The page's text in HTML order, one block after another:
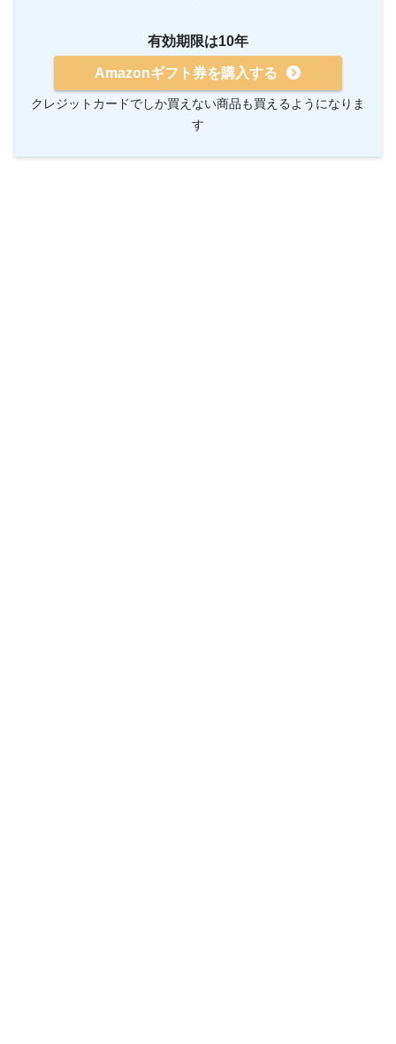
有効期限は10年
Amazonギフト券を購入する
クレジットカードでしか買えない商品も買えるようになりま
す